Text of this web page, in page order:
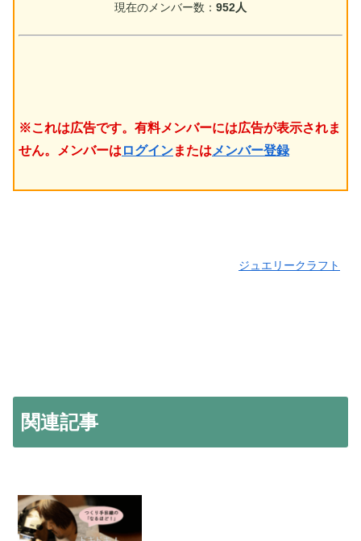
現在のメンバー数： 952人
※これは広告です。有料メンバーには広告が表示されま
せん。メンバーは ログインまたは メンバー登録
ジュエリークラフト
関連記事